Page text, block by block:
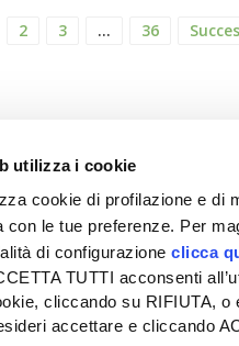
utilizza i cookie
cookie di profilazione e di
con le tue preferenze. Per
di configurazioneclicca
TUTTI acconsenti
cliccando su RIFIUTA,
accettare e cliccando
2 3 … 36